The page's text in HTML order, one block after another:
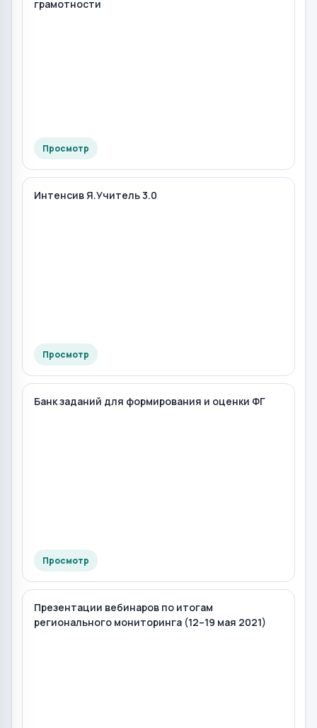
грамотности
Просмотр
Интенсив Я.Учитель 3.0
Просмотр
Банк заданий для формирования и оценки ФГ
Просмотр
Презентации вебинаров по итогам
регионального мониторинга (12–19 мая 2021)